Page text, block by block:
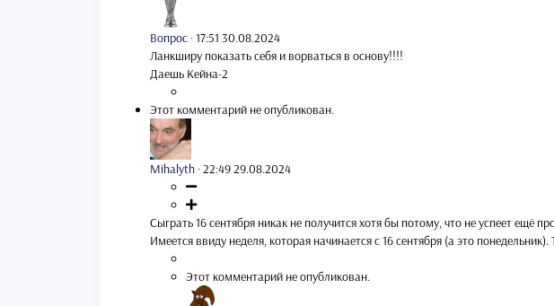
Вопрос ·17:51 30.08.2024
Ланкширу показать себя и ворваться в основу!!!!
Даешь Кейна-2
Этот комментарий не опубликован.
Mihalyth ·22:49 29.08.2024
Сыграть 16 сентября никак не получится хотя бы потому, что не успеет ещё
Имеется ввиду неделя, которая начинается с 16 сентября (а это понедельник).
Этот комментарий не опубликован.